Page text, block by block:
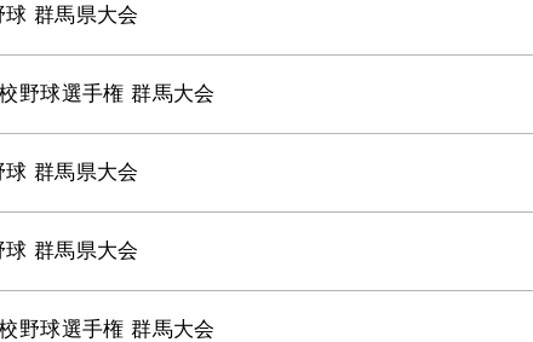
群馬県大会
野球選手権 群馬大会
群馬県大会
群馬県大会
野球選手権 群馬大会